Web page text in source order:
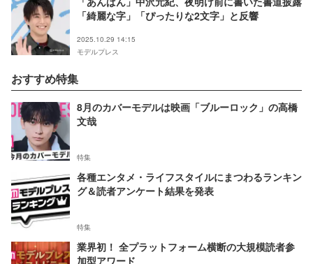
「綺麗な字」「ぴったりな2文字」と反響
2025.10.29 14:15
モデルプレス
おすすめ特集
8月のカバーモデルは映画「ブルーロック」の高橋
文哉
特集
各種エンタメ・ライフスタイルにまつわるランキン
グ＆読者アンケート結果を発表
特集
業界初！ 全プラットフォーム横断の大規模読者参
加型アワード